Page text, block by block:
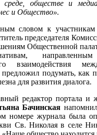
среде, обществе и
и Общество».
словом к участникам
председателя
Общественной
взаимодействия
подумать, как
для развития диалога.
редактор портала и
Бачинская
номере журнала была
Св. Николая в селе